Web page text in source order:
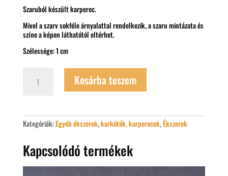
Szaruból készült karperec.
Mivel a szarv sokféle árnyalattal rendelkezik, a szaru mintázata és
színe a képen láthatótól eltérhet.
Szélessége: 1 cm
szaru
Kosárba teszem
Kategóriák:Egyéb ékszerek,karkötők, karperecek,Ékszerek
Kapcsolódó termékek